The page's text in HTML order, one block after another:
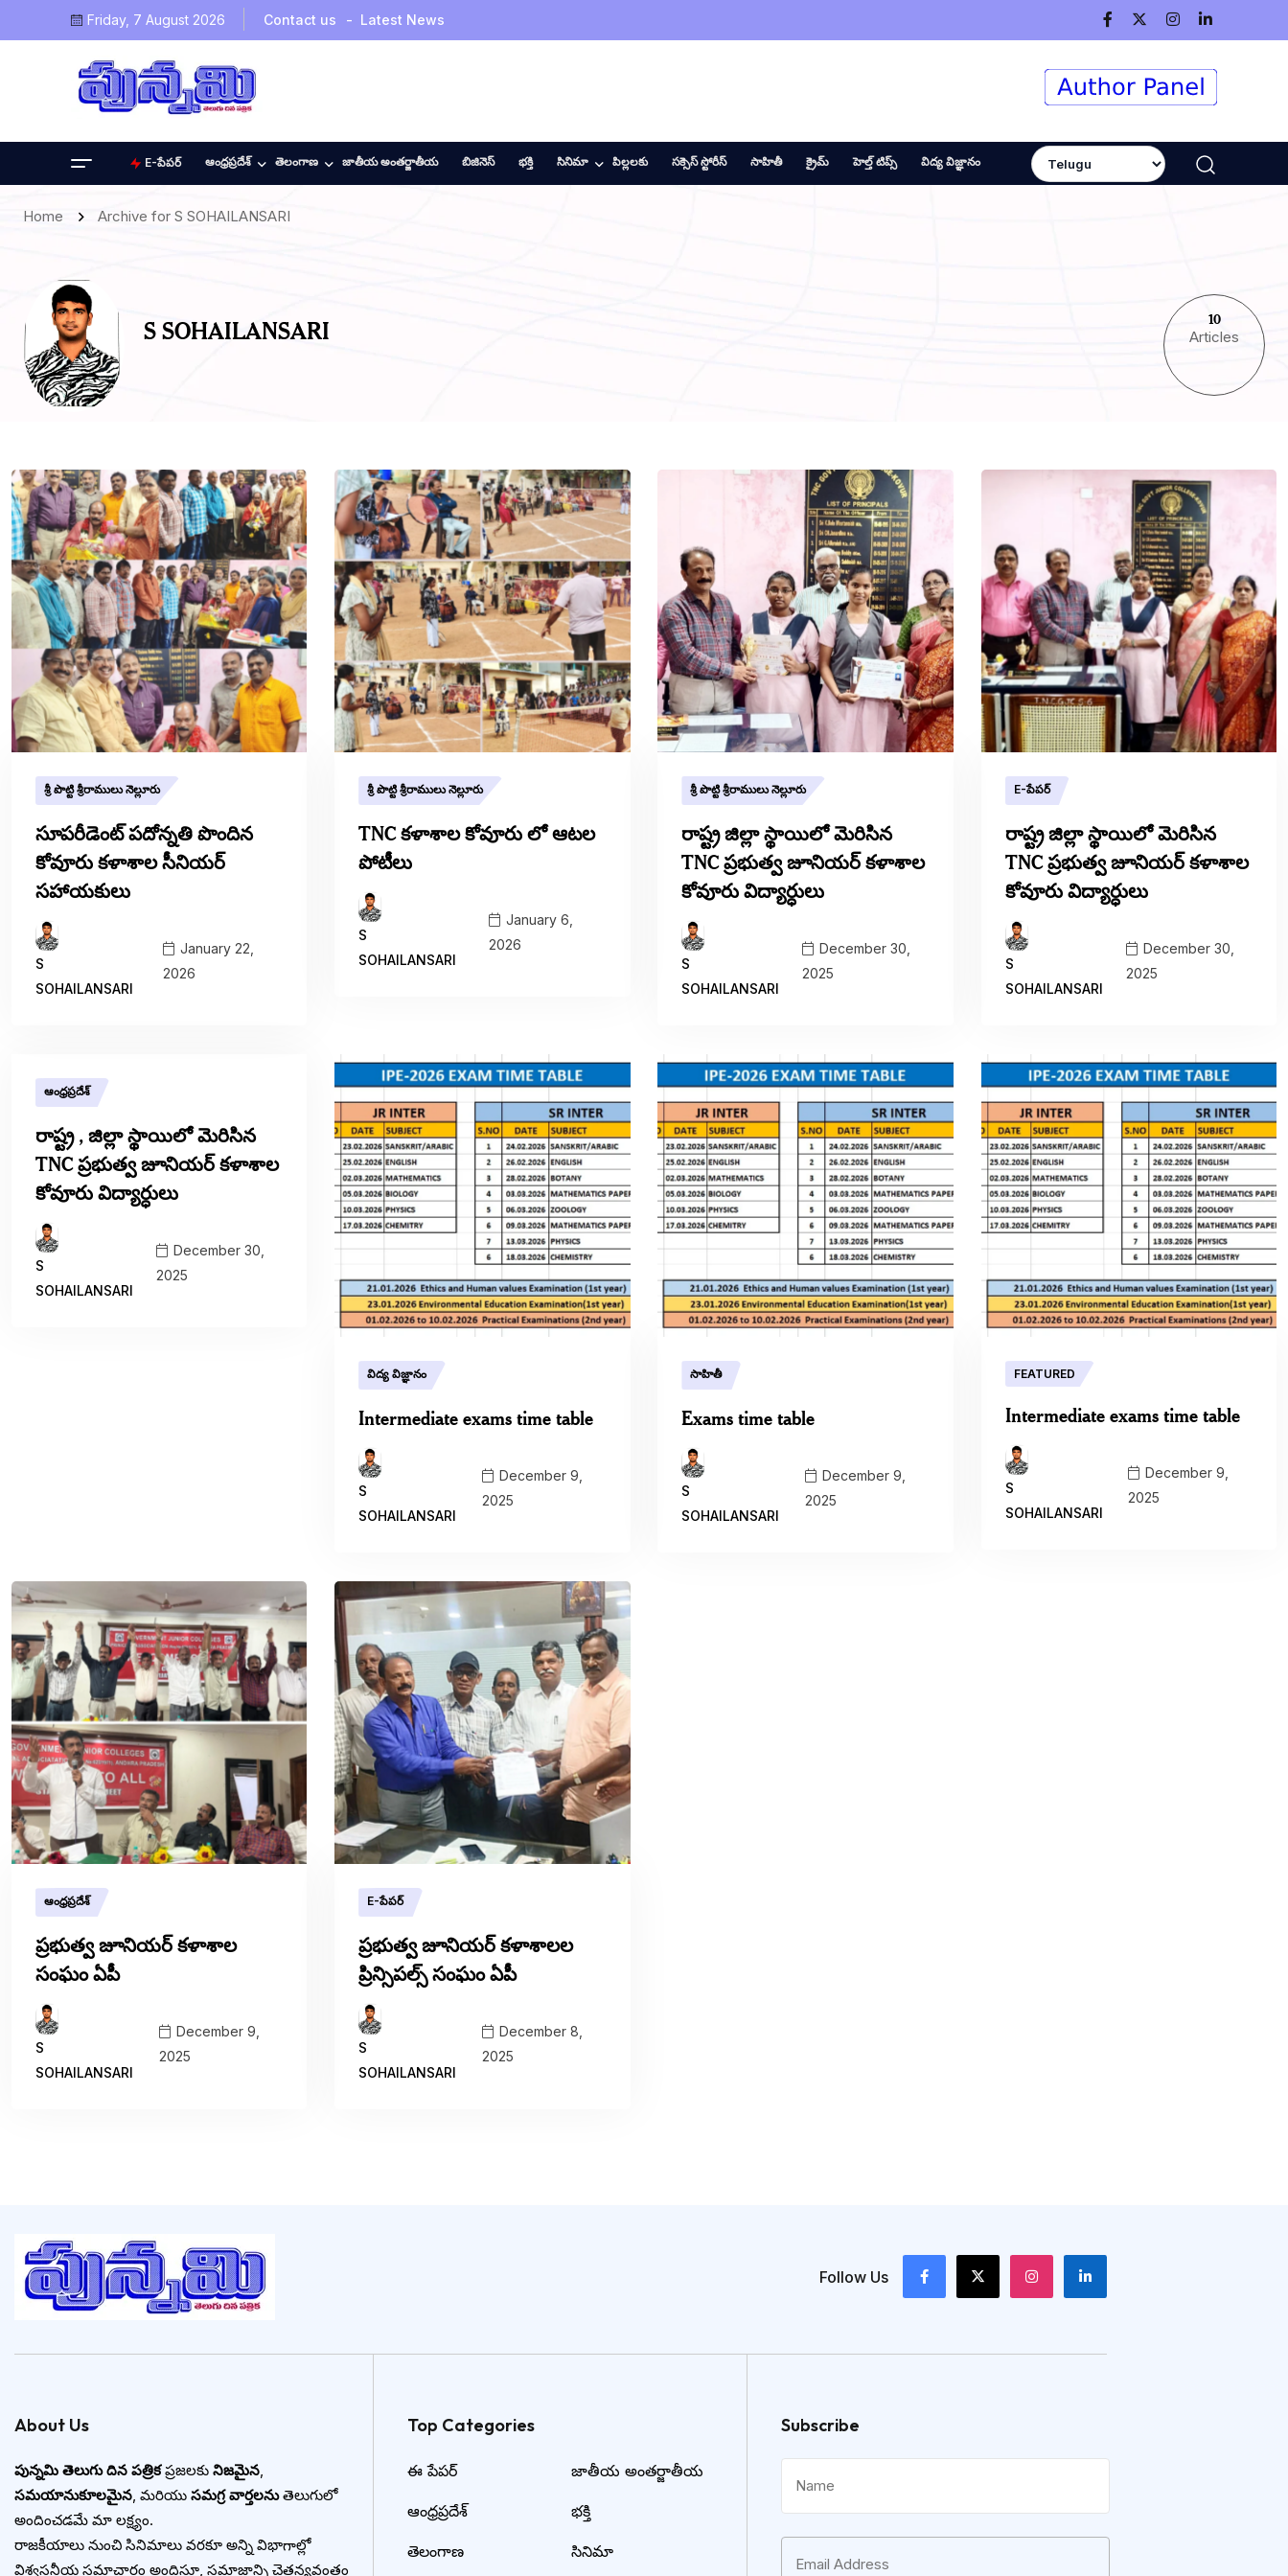
Friday, 7 August 2026 Contact us Latest News
E-పేపర్ ఆంధ్రప్రదేశ్ తెలంగాణ జాతీయ అంతర్జాతీయ బిజినెస్ భక్తి సినిమా పిల్లలకు సక్సెస్ స్టోరీస్ సాహితీ క్రైమ్ హెల్త్ టిప్స్ విద్య విజ్ఞానం
Home Archive for S SOHAILANSARI
S SOHAILANSARI
10
Articles
శ్రీ పొట్టి శ్రీరాములు నెల్లూరు
సూపరీడెంట్ పదోన్నతి పొందిన
కోవూరు కళాశాల సీనియర్
సహాయకులు
S
SOHAILANSARI
January 22,
2026
శ్రీ పొట్టి శ్రీరాములు నెల్లూరు
TNC కళాశాల కోవూరు లో ఆటల
పోటీలు
S
SOHAILANSARI
January 6,
2026
శ్రీ పొట్టి శ్రీరాములు నెల్లూరు
రాష్ట్ర జిల్లా స్థాయిలో మెరిసిన
TNC ప్రభుత్వ జూనియర్ కళాశాల
కోవూరు విద్యార్ధులు
S
SOHAILANSARI
December 30,
2025
E-పేపర్
రాష్ట్ర జిల్లా స్థాయిలో మెరిసిన
TNC ప్రభుత్వ జూనియర్ కళాశాల
కోవూరు విద్యార్ధులు
S
SOHAILANSARI
December 30,
2025
ఆంధ్రప్రదేశ్
రాష్ట్ర , జిల్లా స్థాయిలో మెరిసిన
TNC ప్రభుత్వ జూనియర్ కళాశాల
కోవూరు విద్యార్ధులు
S
SOHAILANSARI
December 30,
2025
విద్య విజ్ఞానం
Intermediate exams time table
S
SOHAILANSARI
December 9,
2025
సాహితీ
Exams time table
S
SOHAILANSARI
December 9,
2025
FEATURED
Intermediate exams time table
S
SOHAILANSARI
December 9,
2025
ఆంధ్రప్రదేశ్
ప్రభుత్వ జూనియర్ కళాశాల
సంఘం ఏపీ
S
SOHAILANSARI
December 9,
2025
E-పేపర్
ప్రభుత్వ జూనియర్ కళాశాలల
ప్రిన్సిపల్స్ సంఘం ఏపీ
S
SOHAILANSARI
December 8,
2025
Follow Us
About Us
పున్నమి తెలుగు దిన పత్రికప్రజలకు నిజమైన
సమయానుకూలమైన , మరియు సమగ్ర వార్తలనుతెలుగులో
అందించడమే మా లక్ష్యం.
రాజకీయాలు నుంచి సినిమాలు వరకూ అన్ని విభాగాల్లో
విశ్వసనీయ సమాచారం అందిస్తూ, సమాజాన్ని చైతన్యవంతం
Top Categories​
ఈ పేపర్
ఆంధ్రప్రదేశ్
తెలంగాణ
జాతీయ అంతర్జాతీయ
భక్తి
సినిమా
Subscribe